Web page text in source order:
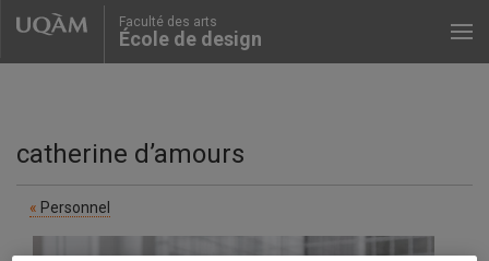
Faculté des arts
École de design
Personnel
catherine d’amours